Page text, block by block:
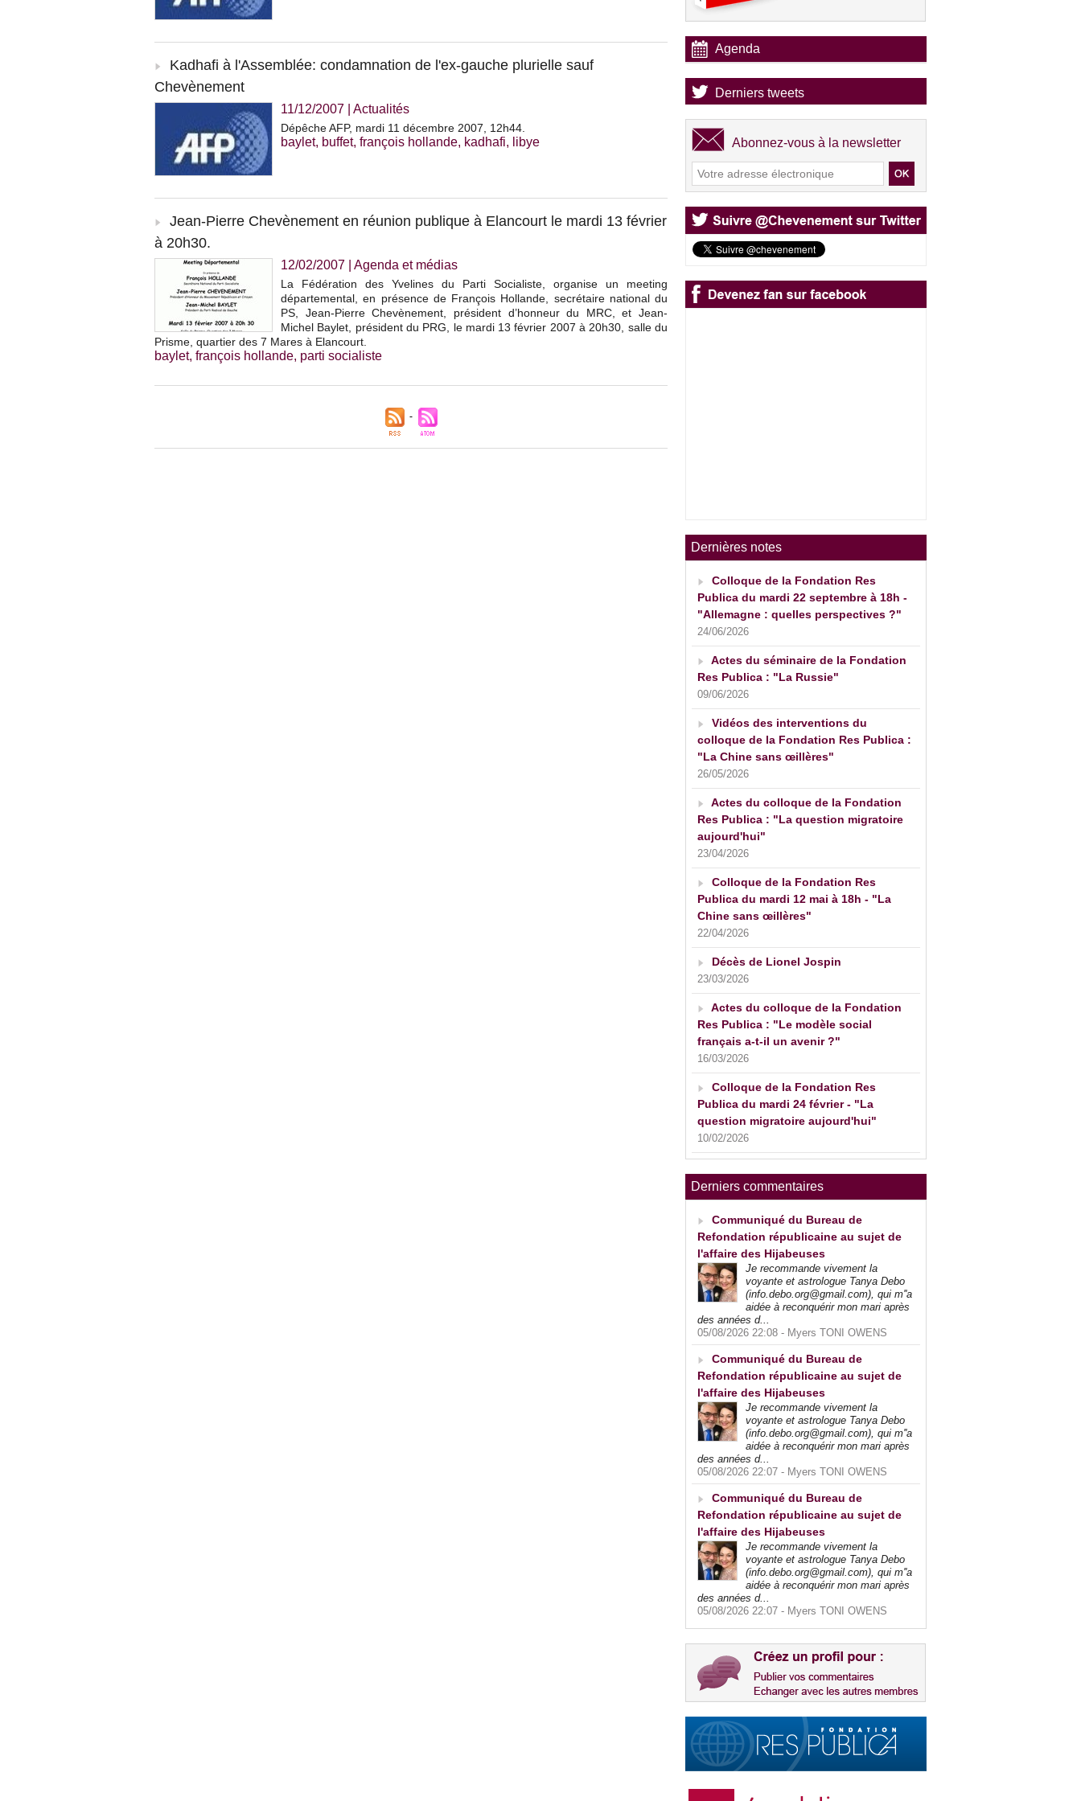
Kadhafi à l'Assemblée: condamnation de l'ex-gauche plurielle sauf
Chevènement
11/12/2007 Actualités
Dépêche AFP, mardi 11 décembre 2007, 12h44.
baylet, buffet, françois hollande, kadhafi, libye
Jean-Pierre Chevènement en réunion publique à Elancourt le mardi 13 février
à 20h30.
12/02/2007 Agenda et médias
La Fédération des Yvelines du Parti Socialiste, organise un meeting
départemental, en présence de François Hollande, secrétaire national du
PS, Jean-Pierre Chevènement, président d’honneur du MRC, et Jean-
Michel Baylet, président du PRG, le mardi 13 février 2007 à 20h30, salle du
Prisme, quartier des 7 Mares à Elancourt.
baylet, françois hollande, parti socialiste
Agenda
Derniers tweets
Abonnez-vous à la newsletter
Dernières notes
Colloque de la Fondation Res
Publica du mardi 22 septembre à 18h -
"Allemagne : quelles perspectives ?"
24/06/2026
Actes du séminaire de la Fondation
Res Publica : "La Russie"
09/06/2026
Vidéos des interventions du
colloque de la Fondation Res Publica :
"La Chine sans œillères"
26/05/2026
Actes du colloque de la Fondation
Res Publica : "La question migratoire
aujourd'hui"
23/04/2026
Colloque de la Fondation Res
Publica du mardi 12 mai à 18h - "La
Chine sans œillères"
22/04/2026
Décès de Lionel Jospin
23/03/2026
Actes du colloque de la Fondation
Res Publica : "Le modèle social
français a-t-il un avenir ?"
16/03/2026
Colloque de la Fondation Res
Publica du mardi 24 février - "La
question migratoire aujourd'hui"
10/02/2026
Derniers commentaires
Communiqué du Bureau de
Refondation républicaine au sujet de
l'affaire des Hijabeuses
Je recommande vivement la
voyante et astrologue Tanya Debo
(info.debo.org@gmail.com), qui m''a
aidée à reconquérir mon mari après
des années d...
05/08/2026 22:08 - Myers TONI OWENS
Communiqué du Bureau de
Refondation républicaine au sujet de
l'affaire des Hijabeuses
Je recommande vivement la
voyante et astrologue Tanya Debo
(info.debo.org@gmail.com), qui m''a
aidée à reconquérir mon mari après
des années d...
05/08/2026 22:07 - Myers TONI OWENS
Communiqué du Bureau de
Refondation républicaine au sujet de
l'affaire des Hijabeuses
Je recommande vivement la
voyante et astrologue Tanya Debo
(info.debo.org@gmail.com), qui m''a
aidée à reconquérir mon mari après
des années d...
05/08/2026 22:07 - Myers TONI OWENS